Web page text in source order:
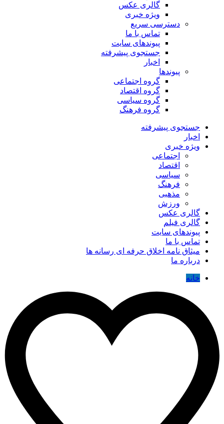
گالری عکس
ویژه خبری
دسترسی سریع
تماس با ما
پیوندهای سایت
جستجوی پیشرفته
اخبار
پیوندها
گروه اجتماعی
گروه اقتصاد
گروه سیاسی
گروه فرهنگ
جستجوی پیشرفته
اخبار
ویژه خبری
اجتماعی
اقتصاد
سیاسی
فرهنگ
مذهبی
ورزش
گالری عکس
گالری فیلم
پیوندهای سایت
تماس با ما
میثاق نامه اخلاق حرفه ای رسانه ها
درباره ما
خانه